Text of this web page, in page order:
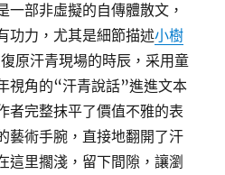
一部非虛擬的自傳體散文，
功力，尤其是細節描述小樹
汗青現場的時辰，采用童
視角的“汗青說話”進進文本
者完整抹平了價值不雅的表
藝術手腕，直接地翻開了汗
這里擱淺，留下間隙，讓瀏